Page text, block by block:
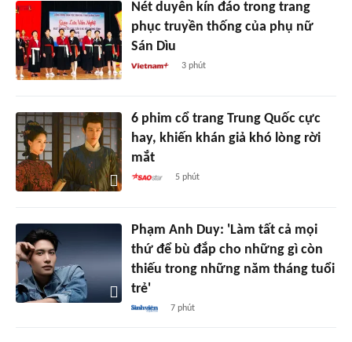
Nét duyên kín đáo trong trang
phục truyền thống của phụ nữ
Sán Dìu
3 phút
6 phim cổ trang Trung Quốc cực
hay, khiến khán giả khó lòng rời
mắt
5 phút
Phạm Anh Duy: 'Làm tất cả mọi
thứ để bù đắp cho những gì còn
thiếu trong những năm tháng tuổi
trẻ'
7 phút